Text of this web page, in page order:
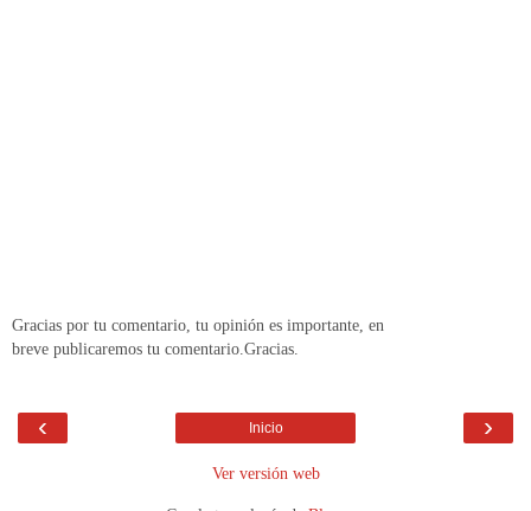
Gracias por tu comentario, tu opinión es importante, en
breve publicaremos tu comentario.Gracias.
‹ ›
Inicio
Ver versión web